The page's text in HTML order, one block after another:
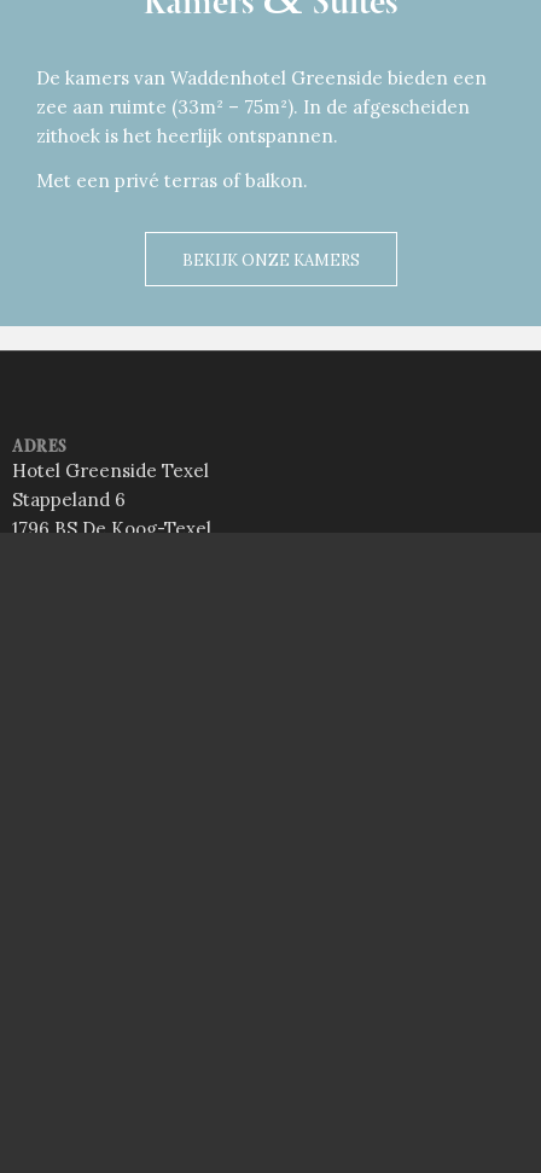
De kamers van Waddenhotel Greenside bieden een
zee aan ruimte (33m² – 75m²). In de afgescheiden
zithoek is het heerlijk ontspannen.
Met een privé terras of balkon.
BEKIJK ONZE KAMERS
ADRES
Hotel Greenside Texel
Stappeland 6
1796 BS De Koog-Texel